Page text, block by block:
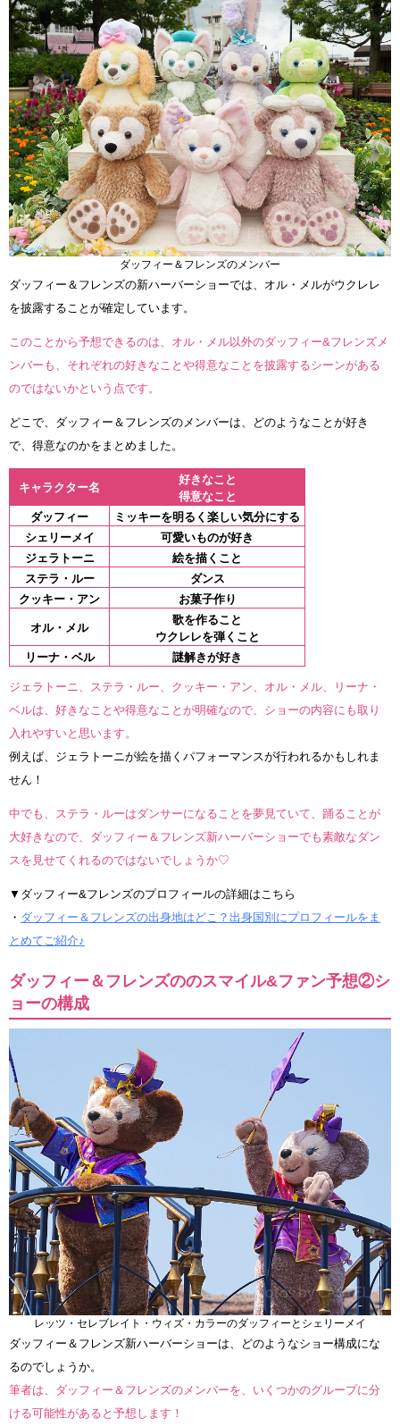
ダッフィー＆フレンズのメンバー
ダッフィー＆フレンズの新ハーバーショーでは、オル・メルがウクレレ
を披露することが確定しています。
このことから予想できるのは、オル・メル以外のダッフィー&フレンズメ
ンバーも、それぞれの好きなことや得意なことを披露するシーンがある
のではないかという点です。
どこで、ダッフィー＆フレンズのメンバーは、どのようなことが好き
で、得意なのかをまとめました。
キャラクター名
好きなこと
得意なこと
ダッフィー
ミッキーを明るく楽しい気分にする
シェリーメイ
可愛いものが好き
ジェラトーニ
絵を描くこと
ステラ・ルー
ダンス
クッキー・アン
お菓子作り
オル・メル
歌を作ること
ウクレレを弾くこと
リーナ・ベル
謎解きが好き
ジェラトーニ、ステラ・ルー、クッキー・アン、オル・メル、リーナ・
ベルは、好きなことや得意なことが明確なので、ショーの内容にも取り
入れやすいと思います。
例えば、ジェラトーニが絵を描くパフォーマンスが行われるかもしれま
せん！
中でも、ステラ・ルーはダンサーになることを夢見ていて、踊ることが
大好きなので、ダッフィー＆フレンズ新ハーバーショーでも素敵なダン
スを見せてくれるのではないでしょうか♡
▼ダッフィー&フレンズのプロフィールの詳細はこちら
・ ダッフィー＆フレンズの出身地はどこ？出身国別にプロフィールをま
とめてご紹介♪
ダッフィー＆フレンズののスマイル&ファン予想②シ
ョーの構成
レッツ・セレブレイト・ウィズ・カラーのダッフィーとシェリーメイ
ダッフィー＆フレンズ新ハーバーショーは、どのようなショー構成にな
るのでしょうか。
筆者は、ダッフィー＆フレンズのメンバーを、いくつかのグループに分
ける可能性があると予想します！